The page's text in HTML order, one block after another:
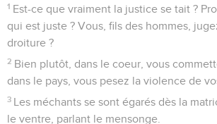
certainement il y a un Dieu qui juge sur la
Psaumes
Seuls les Évangiles sont disponibles en vidéo pour le